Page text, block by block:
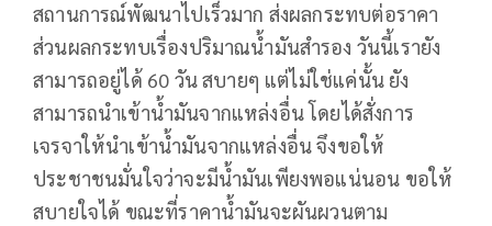
สถานการณ์พัฒนาไปเร็วมาก ส่งผลกระทบต่อราคา
ส่วนผลกระทบเรื่องปริมาณน้ำมันสำรอง วันนี้เรายัง
สามารถอยู่ได้ 60 วัน สบายๆ แต่ไม่ใช่แค่นั้น ยัง
สามารถนำเข้าน้ำมันจากแหล่งอื่น โดยได้สั่งการ
เจรจาให้นำเข้าน้ำมันจากแหล่งอื่น จึงขอให้
ประชาชนมั่นใจว่าจะมีน้ำมันเพียงพอแน่นอน ขอให้
สบายใจได้ ขณะที่ราคาน้ำมันจะผันผวนตาม